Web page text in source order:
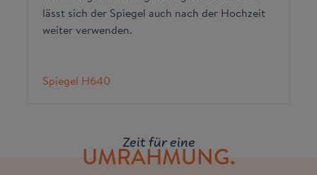
lässt sich der Spiegel auch nach der Hochzeit
weiter verwenden.
Spiegel H640
Zeit für eine
UMRAHMUNG.